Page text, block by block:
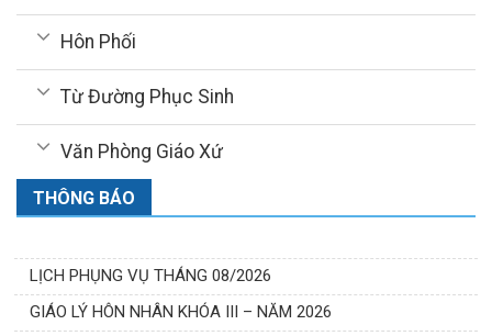
Hôn Phối
Từ Đường Phục Sinh
Văn Phòng Giáo Xứ
THÔNG BÁO
LỊCH PHỤNG VỤ THÁNG 08/2026
GIÁO LÝ HÔN NHÂN KHÓA III – NĂM 2026